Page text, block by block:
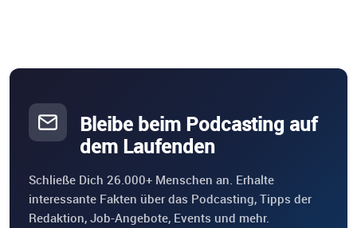
Bleibe beim Podcasting auf
dem Laufenden
Schließe Dich 26.000+ Menschen an. Erhalte
interessante Fakten über das Podcasting, Tipps der
Redaktion, Job-Angebote, Events und mehr.